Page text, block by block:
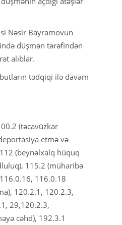
Nəsir Bayramovun
düşmən tərəfindən
alıblar.
tədqiqi ilə davam
(təcavüzkar
etmə və
(beynəlxalq hüquq
115.2 (müharibə
116.0.18
120.2.1, 120.2.3,
29,120.2.3,
cəhd), 192.3.1